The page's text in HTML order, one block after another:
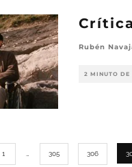
Rubén
2 MINUTO DE
1 305 306